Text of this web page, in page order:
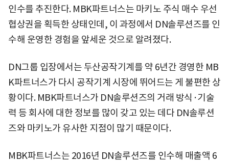
인수를 추진한다. MBK파트너스는 마키노 주식 매수 우선
협상권을 획득한 상태인데, 이 과정에서 DN솔루션즈를 인
수해 운영한 경험을 앞세운 것으로 알려졌다.
DN그룹 입장에서는 두산공작기계를 약 6년간 경영한 MB
K파트너스가 다시 공작기계 시장에 뛰어드는 게 불편한 상
황이다. MBK파트너스가 DN솔루션즈의 거래 방식·기술
력 등 회사에 대한 정보를 많이 갖고 있는 데다 DN솔루션
즈와 마키노가 유사한 지점이 많기 때문이다.
MBK파트너스는 2016년 DN솔루션즈를 인수해 매출액 6